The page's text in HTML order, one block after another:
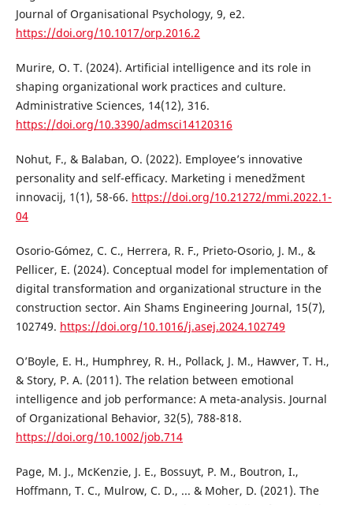
Journal of Organisational Psychology, 9, e2.
https://doi.org/10.1017/orp.2016.2
Murire, O. T. (2024). Artificial intelligence and its role in
shaping organizational work practices and culture.
Administrative Sciences, 14(12), 316.
https://doi.org/10.3390/admsci14120316
Nohut, F., & Balaban, O. (2022). Employee’s innovative
personality and self-efficacy. Marketing i menedžment
innovacij, 1(1), 58-66. https://doi.org/10.21272/mmi.2022.1-
04
Osorio-Gómez, C. C., Herrera, R. F., Prieto-Osorio, J. M., &
Pellicer, E. (2024). Conceptual model for implementation of
digital transformation and organizational structure in the
construction sector. Ain Shams Engineering Journal, 15(7),
102749. https://doi.org/10.1016/j.asej.2024.102749
O’Boyle, E. H., Humphrey, R. H., Pollack, J. M., Hawver, T. H.,
& Story, P. A. (2011). The relation between emotional
intelligence and job performance: A meta-analysis. Journal
of Organizational Behavior, 32(5), 788-818.
https://doi.org/10.1002/job.714
Page, M. J., McKenzie, J. E., Bossuyt, P. M., Boutron, I.,
Hoffmann, T. C., Mulrow, C. D., ... & Moher, D. (2021). The